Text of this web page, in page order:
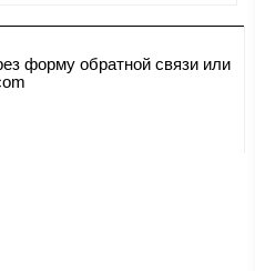
форму обратной связи или